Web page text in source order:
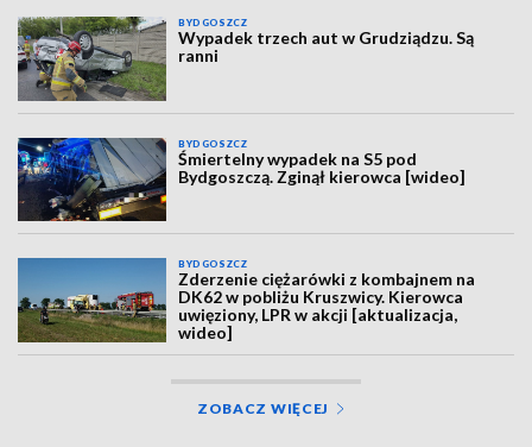
BYDGOSZCZ
Wypadek trzech aut w Grudziądzu. Są
ranni
BYDGOSZCZ
Śmiertelny wypadek na S5 pod
Bydgoszczą. Zginął kierowca [wideo]
BYDGOSZCZ
Zderzenie ciężarówki z kombajnem na
DK62 w pobliżu Kruszwicy. Kierowca
uwięziony, LPR w akcji [aktualizacja,
wideo]
ZOBACZ WIĘCEJ